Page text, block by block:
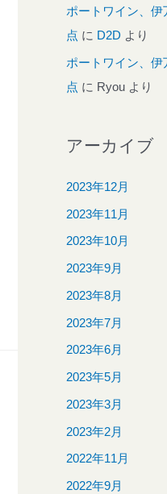
ポートワイン、
点 に D2D より
ポートワイン、
点 に Ryou より
アーカイブ
2023年12月
2023年11月
2023年10月
2023年9月
2023年8月
2023年7月
2023年6月
2023年5月
2023年3月
2023年2月
2022年11月
2022年9月